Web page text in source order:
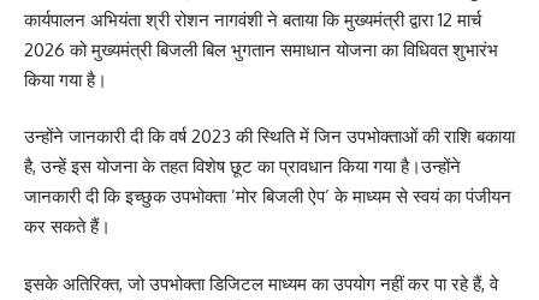
कार्यपालन अभियंता श्री रोशन नागवंशी ने बताया कि मुख्यमंत्री द्वारा 12 मार्च
2026 को मुख्यमंत्री बिजली बिल भुगतान समाधान योजना का विधिवत शुभारंभ
किया गया है।
उन्होंने जानकारी दी कि वर्ष 2023 की स्थिति में जिन उपभोक्ताओं की राशि बकाया
है, उन्हें इस योजना के तहत विशेष छूट का प्रावधान किया गया है।उन्होंने
जानकारी दी कि इच्छुक उपभोक्ता ’मोर बिजली ऐप’ के माध्यम से स्वयं का पंजीयन
कर सकते हैं।
इसके अतिरिक्त, जो उपभोक्ता डिजिटल माध्यम का उपयोग नहीं कर पा रहे हैं, वे